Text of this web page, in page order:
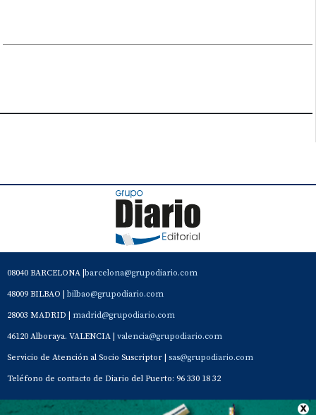
08040 BARCELONA | barcelona@grupodiario.com
48009 BILBAO | bilbao@grupodiario.com
28003 MADRID | madrid@grupodiario.com
46120 Alboraya. VALENCIA | valencia@grupodiario.com
Servicio de Atención al Socio Suscriptor | sas@grupodiario.com
Teléfono de contacto de Diario del Puerto: 96 330 18 32
Contacto Aviso Legal Quiénes somos Política de privacidad